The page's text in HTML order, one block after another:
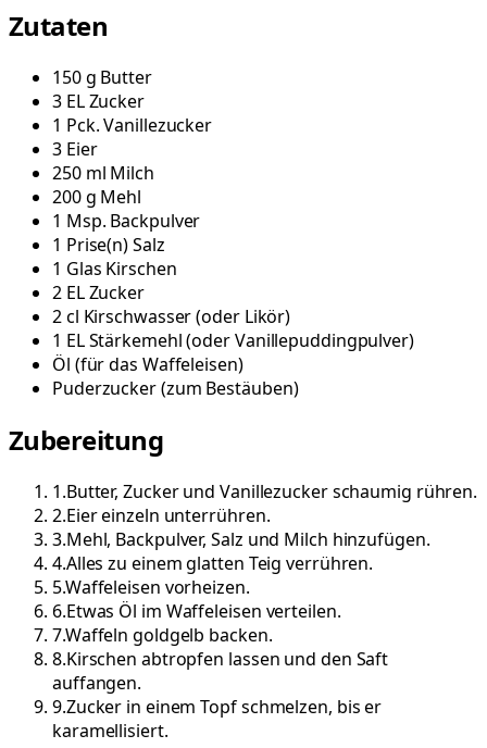
Zutaten
150g Butter
3 ELZucker
1 Pck.Vanillezucker
3 Eier
250 ml Milch
200g Mehl
1 Msp. Backpulver
1 Prise(n)Salz
1 Glas Kirschen
2 ELZucker
2cl Kirschwasser(oder Likör)
1 ELStärkemehl (oder Vanillepuddingpulver)
Öl (für das Waffeleisen)
Puderzucker(zum Bestäuben)
Zubereitung
1.Butter, Zucker und Vanillezucker schaumig rühren.
2.Eier einzeln unterrühren.
3.Mehl, Backpulver, Salz und Milch hinzufügen.
4.Alles zu einem glatten Teig verrühren.
5.Waffeleisen vorheizen.
6.Etwas Öl im Waffeleisen verteilen.
7.Waffeln goldgelb backen.
8.Kirschen abtropfen lassen und den Saft
auffangen.
9.Zucker in einem Topf schmelzen, bis er
karamellisiert.